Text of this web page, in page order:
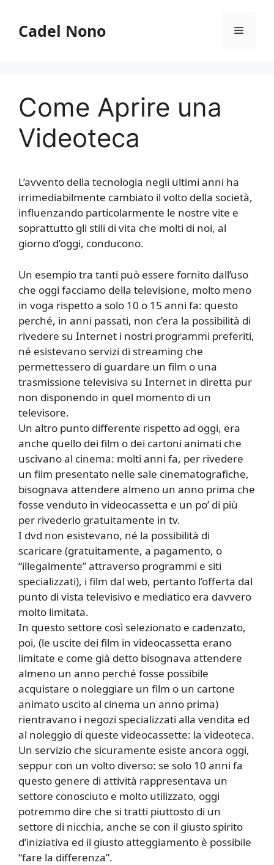
contenuto
Cadel Nono Menu
Come Aprire una
Videoteca
L’avvento della tecnologia negli ultimi anni ha
irrimediabilmente cambiato il volto della società,
influenzando particolarmente le nostre vite e
soprattutto gli stili di vita che molti di noi, al
giorno d’oggi, conducono.
Un esempio tra tanti può essere fornito dall’uso
che oggi facciamo della televisione, molto meno
in voga rispetto a solo 10 o 15 anni fa: questo
perché, in anni passati, non c’era la possibilità di
rivedere su Internet i nostri programmi preferiti,
né esistevano servizi di streaming che
permettessero di guardare un film o una
trasmissione televisiva su Internet in diretta pur
non disponendo in quel momento di un
televisore.
Un altro punto differente rispetto ad oggi, era
anche quello dei film o dei cartoni animati che
uscivano al cinema: molti anni fa, per rivedere
un film presentato nelle sale cinematografiche,
bisognava attendere almeno un anno prima che
fosse venduto in videocassetta e un po’ di più
per rivederlo gratuitamente in tv.
I dvd non esistevano, né la possibilità di
scaricare (gratuitamente, a pagamento, o
“illegalmente” attraverso programmi e siti
specializzati), i film dal web, pertanto l’offerta dal
punto di vista televisivo e mediatico era davvero
molto limitata.
In questo settore così selezionato e cadenzato,
poi, (le uscite dei film in videocassetta erano
limitate e come già detto bisognava attendere
almeno un anno perché fosse possibile
acquistare o noleggiare un film o un cartone
animato uscito al cinema un anno prima)
rientravano i negozi specializzati alla vendita ed
al noleggio di queste videocassette: la videoteca.
Un servizio che sicuramente esiste ancora oggi,
seppur con un volto diverso: se solo 10 anni fa
questo genere di attività rappresentava un
settore conosciuto e molto utilizzato, oggi
potremmo dire che si tratti piuttosto di un
settore di nicchia, anche se con il giusto spirito
d’iniziativa ed il giusto atteggiamento è possibile
“fare la differenza”.